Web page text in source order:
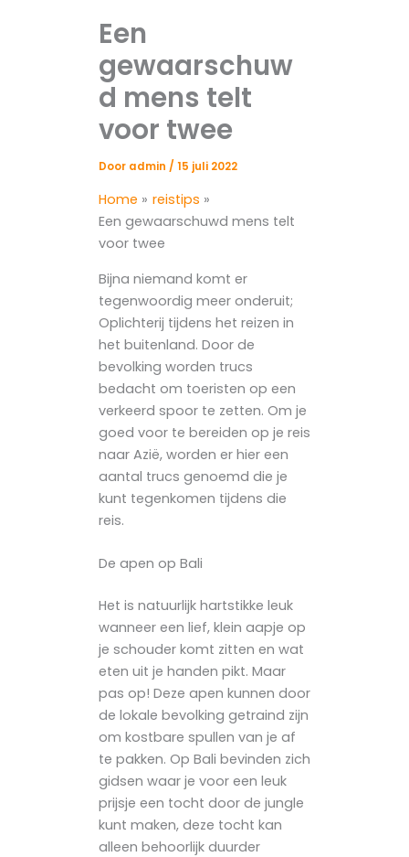
Een
gewaarschuw
d mens telt
voor twee
Door admin / 15 juli 2022
Home
reistips
Een gewaarschuwd mens telt
voor twee
Bijna niemand komt er
tegenwoordig meer onderuit;
Oplichterij tijdens het reizen in
het buitenland. Door de
bevolking worden trucs
bedacht om toeristen op een
verkeerd spoor te zetten. Om je
goed voor te bereiden op je reis
naar Azië, worden er hier een
aantal trucs genoemd die je
kunt tegenkomen tijdens die
reis.
De apen op Bali
Het is natuurlijk hartstikke leuk
wanneer een lief, klein aapje op
je schouder komt zitten en wat
eten uit je handen pikt. Maar
pas op! Deze apen kunnen door
de lokale bevolking getraind zijn
om kostbare spullen van je af
te pakken. Op Bali bevinden zich
gidsen waar je voor een leuk
prijsje een tocht door de jungle
kunt maken, deze tocht kan
alleen behoorlijk duurder